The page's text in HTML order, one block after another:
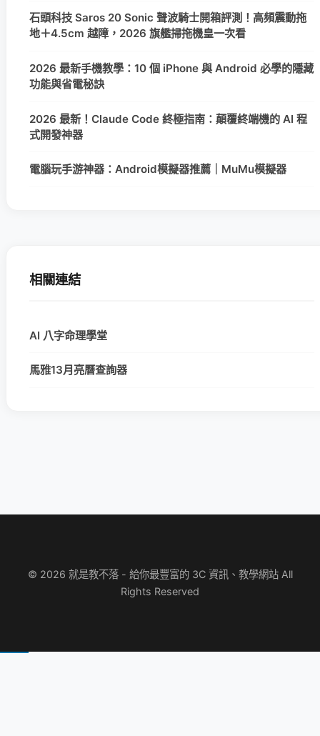
石頭科技 Saros 20 Sonic 聲波騎士開箱評測！高頻震動拖
地＋4.5cm 越障，2026 旗艦掃拖機皇一次看
2026 最新手機教學：10 個 iPhone 與 Android 必學的隱藏
功能與省電秘訣
2026 最新！Claude Code 終極指南：顛覆終端機的 AI 程
式開發神器
電腦玩手游神器：Android模擬器推薦｜MuMu模擬器
相關連結
AI 八字命理學堂
馬雅13月亮曆查詢器
© 2026 就是教不落 - 給你最豐富的 3C 資訊、教學網站 All
Rights Reserved